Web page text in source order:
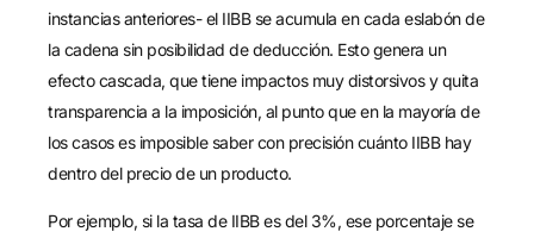
instancias anteriores- el IIBB se acumula en cada eslabón de
la cadena sin posibilidad de deducción. Esto genera un
efecto cascada, que tiene impactos muy distorsivos y quita
transparencia a la imposición, al punto que en la mayoría de
los casos es imposible saber con precisión cuánto IIBB hay
dentro del precio de un producto.
Por ejemplo, si la tasa de IIBB es del 3%, ese porcentaje se